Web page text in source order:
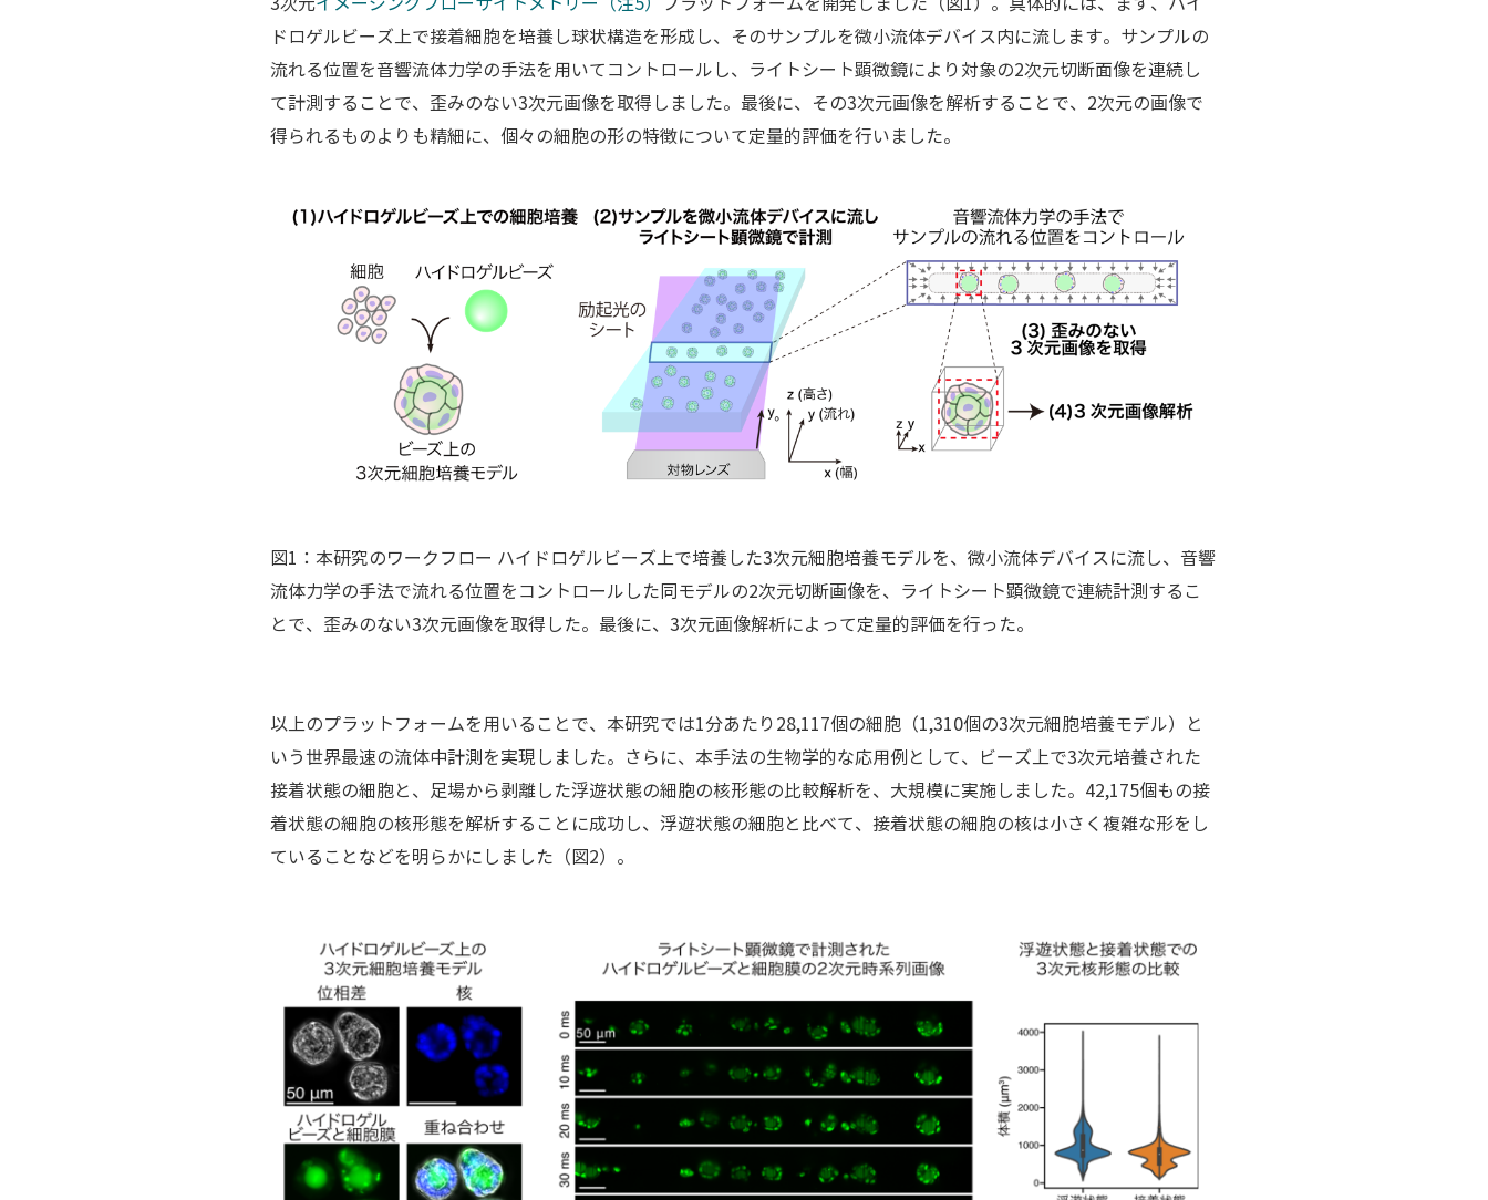
ドロゲルビーズ上で接着細胞を培養し球状構造を形成し、そのサンプルを微小流体デバイス内に流します。サンプルの
流れる位置を音響流体力学の手法を用いてコントロールし、ライトシート顕微鏡により対象の2次元切断面像を連続し
て計測することで、歪みのない3次元画像を取得しました。最後に、その3次元画像を解析することで、2次元の画像で
得られるものよりも精細に、個々の細胞の形の特徴について定量的評価を行いました。
図1：本研究のワークフロー ハイドロゲルビーズ上で培養した3次元細胞培養モデルを、微小流体デバイスに流し、音響
流体力学の手法で流れる位置をコントロールした同モデルの2次元切断画像を、ライトシート顕微鏡で連続計測するこ
とで、歪みのない3次元画像を取得した。最後に、3次元画像解析によって定量的評価を行った。
以上のプラットフォームを用いることで、本研究では1分あたり28,117個の細胞（1,310個の3次元細胞培養モデル）と
いう世界最速の流体中計測を実現しました。さらに、本手法の生物学的な応用例として、ビーズ上で3次元培養された
接着状態の細胞と、足場から剥離した浮遊状態の細胞の核形態の比較解析を、大規模に実施しました。42,175個もの接
着状態の細胞の核形態を解析することに成功し、浮遊状態の細胞と比べて、接着状態の細胞の核は小さく複雑な形をし
ていることなどを明らかにしました（図2）。